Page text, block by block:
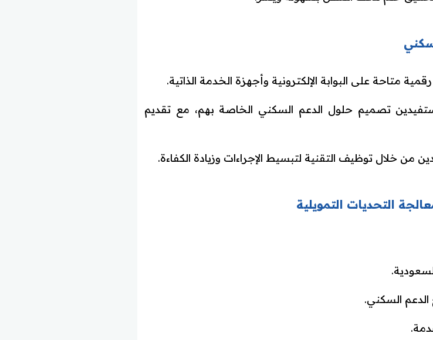
تصميم حلول الدعم السكني الخاصة بهم، مع تقديم
خلال توظيف التقنية لتبسيط الإجراءات وزيادة الكفاءة.
التحديات التمويلية
الدعم السكني.